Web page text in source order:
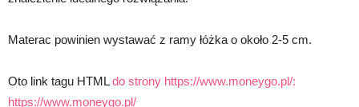
Materac powinien wystawać z ramy łóżka o około 2-5 cm.
Oto link tagu HTMLdo strony https://www.moneygo.pl/:
https://www.moneygo.pl/